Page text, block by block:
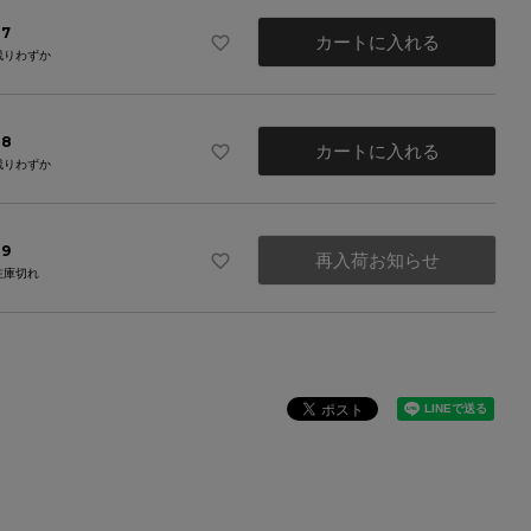
りわずか
カートに入れる
りわずか
カートに入れる
庫切れ
再入荷お知らせ